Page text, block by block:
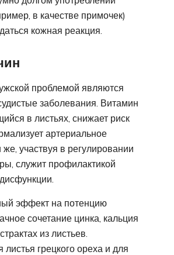
в качестве примочек)
кожная реакция.
проблемой являются
заболевания. Витамин
в листьях, снижает риск
артериальное
участвуя в регулировании
служит профилактикой
эффект на потенцию
сочетание цинка, кальция
из листьев.
грецкого ореха и для